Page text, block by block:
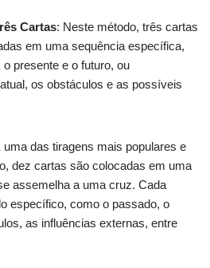
Cartas: Neste método, três cartas
em uma sequência específica,
presente e o futuro, ou
os obstáculos e as possíveis
uma das tiragens mais populares e
dez cartas são colocadas em uma
assemelha a uma cruz. Cada
específico, como o passado, o
as influências externas, entre